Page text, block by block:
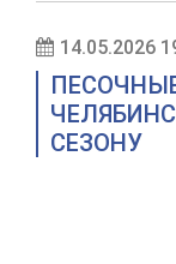
14.05.2026
СЕЗОНУ